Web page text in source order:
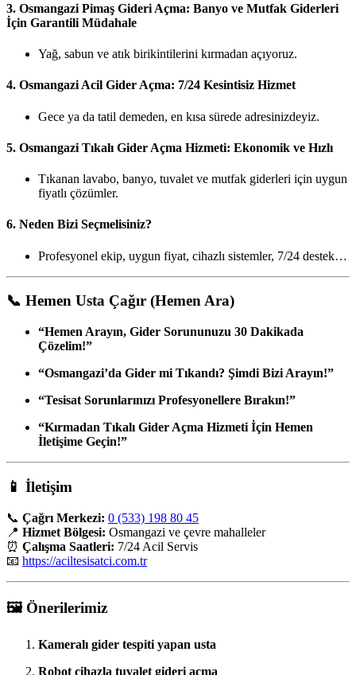
3. Osmangazi Pimaş Gideri Açma: Banyo ve Mutfak Giderleri
İçin Garantili Müdahale
Yağ, sabun ve atık birikintilerini kırmadan açıyoruz.
4. Osmangazi Acil Gider Açma: 7/24 Kesintisiz Hizmet
Gece ya da tatil demeden, en kısa sürede adresinizdeyiz.
5. Osmangazi Tıkalı Gider Açma Hizmeti: Ekonomik ve Hızlı
Tıkanan lavabo, banyo, tuvalet ve mutfak giderleri için uygun
fiyatlı çözümler.
6. Neden Bizi Seçmelisiniz?
Profesyonel ekip, uygun fiyat, cihazlı sistemler, 7/24 destek…
📞 Hemen Usta Çağır (Hemen Ara)
“Hemen Arayın, Gider Sorununuzu 30 Dakikada
Çözelim!”
“Osmangazi’da Gider mi Tıkandı? Şimdi Bizi Arayın!”
“Tesisat Sorunlarınızı Profesyonellere Bırakın!”
“Kırmadan Tıkalı Gider Açma Hizmeti İçin Hemen
İletişime Geçin!”
📱 İletişim
📞 Çağrı Merkezi: 0 (533) 198 80 45
📍 Hizmet Bölgesi: Osmangazi ve çevre mahalleler
⏰ Çalışma Saatleri: 7/24 Acil Servis
📧 https://aciltesisatci.com.tr
🖼️ Önerilerimiz
Kameralı gider tespiti yapan usta
Robot cihazla tuvalet gideri açma